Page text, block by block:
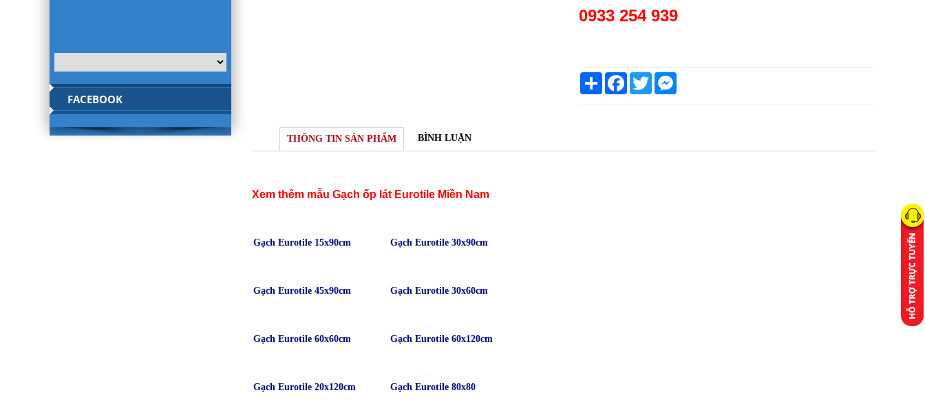
0933 254 939
ShareFacebook
TwitterMessenger
THÔNG TIN SẢN PHẨM BÌNH LUẬN
Xem thêm mẫu Gạch ốp lát Eurotile Miền Nam
Gạch Eurotile 15x90cm Gạch Eurotile 30x90cm
Gạch Eurotile 45x90cm Gạch Eurotile 30x60cm
Gạch Eurotile 60x60cm Gạch Eurotile 60x120cm
Gạch Eurotile 20x120cm Gạch Eurotile 80x80
FACEBOOK